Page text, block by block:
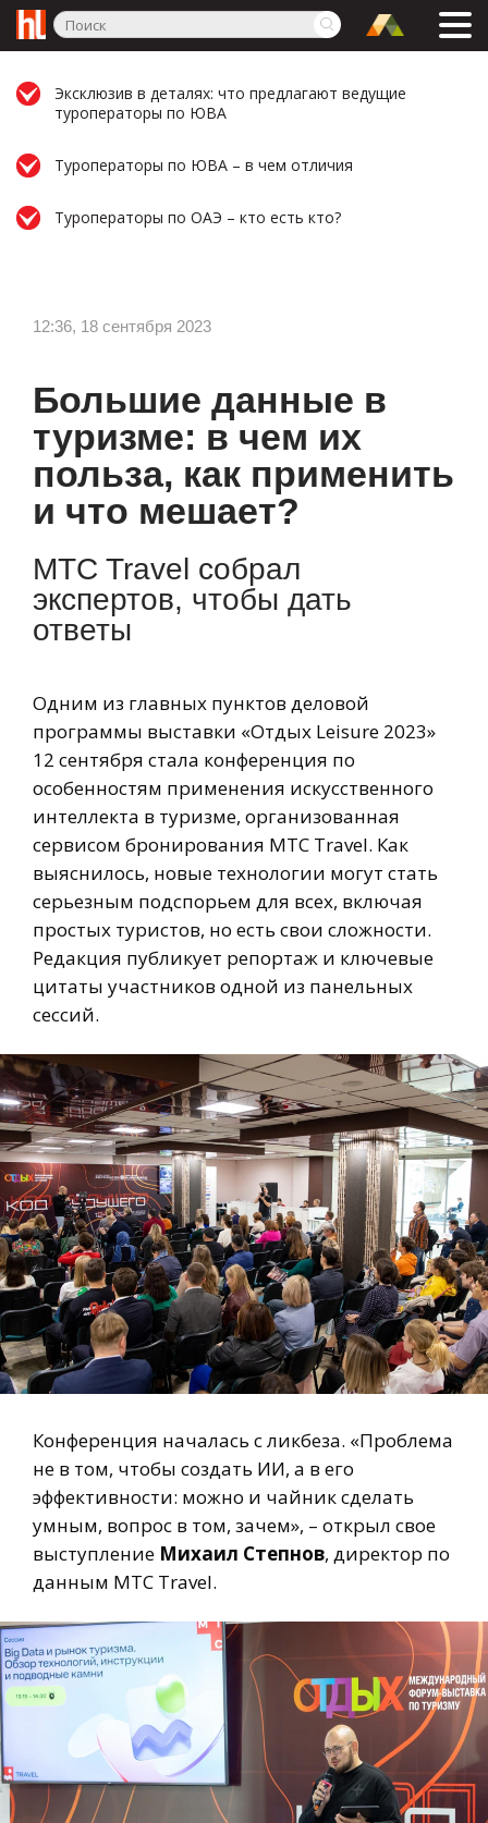
Эксклюзив в деталях: что предлагают ведущие
туроператоры по ЮВА
Туроператоры по ЮВА – в чем отличия
Туроператоры по ОАЭ – кто есть кто?
12:36, 18 сентября 2023
Большие данные в
туризме: в чем их
польза, как применить
и что мешает?
MTC Travel собрал
экспертов, чтобы дать
ответы
Одним из главных пунктов деловой
программы выставки «Отдых Leisure 2023»
12 сентября стала конференция по
особенностям применения искусственного
интеллекта в туризме, организованная
сервисом бронирования MTC Travel. Как
выяснилось, новые технологии могут стать
серьезным подспорьем для всех, включая
простых туристов, но есть свои сложности.
Редакция публикует репортаж и ключевые
цитаты участников одной из панельных
сессий.
Конференция началась с ликбеза. «Проблема
не в том, чтобы создать ИИ, а в его
эффективности: можно и чайник сделать
умным, вопрос в том, зачем», – открыл свое
выступление Михаил Степнов, директор по
данным МТС Travel.